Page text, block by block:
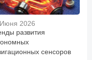
2026
развития
сенсоров